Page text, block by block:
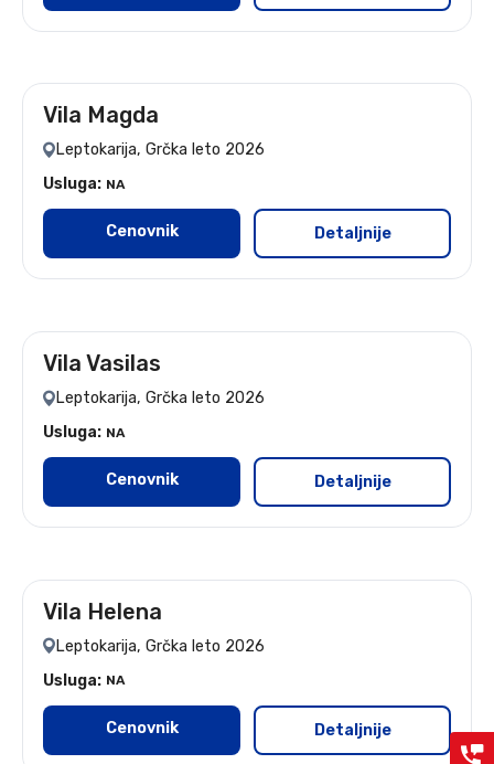
Vila Magda
Leptokarija, Grčka leto 2026
Usluga: NA
Cenovnik Detaljnije
Vila Vasilas
Leptokarija, Grčka leto 2026
Usluga: NA
Cenovnik Detaljnije
Vila Helena
Leptokarija, Grčka leto 2026
Usluga: NA
Cenovnik Detaljnije